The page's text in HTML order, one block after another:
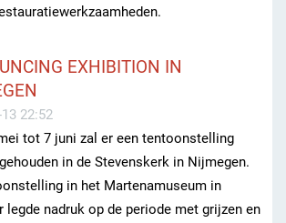
EXHIBITION IN
22:52
tot 7 juni zal er een tentoonstelling
in de Stevenskerk in Nijmegen.
in het Martenamuseum in
legde nadruk op de periode met grijzen en